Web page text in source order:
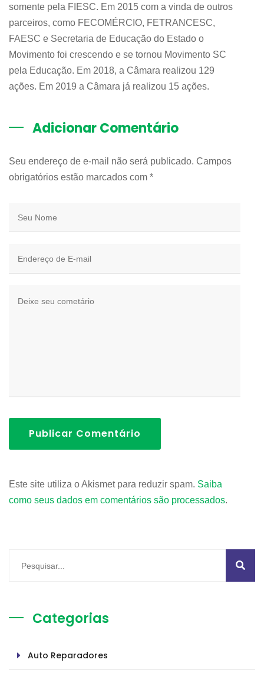
somente pela FIESC. Em 2015 com a vinda de outros
parceiros, como FECOMÉRCIO, FETRANCESC,
FAESC e Secretaria de Educação do Estado o
Movimento foi crescendo e se tornou Movimento SC
pela Educação. Em 2018, a Câmara realizou 129
ações. Em 2019 a Câmara já realizou 15 ações.
Adicionar Comentário
Seu endereço de e-mail não será publicado. Campos
obrigatórios estão marcados com *
Publicar Comentário
Este site utiliza o Akismet para reduzir spam. Saiba
como seus dados em comentários são processados.
Categorias
Auto Reparadores